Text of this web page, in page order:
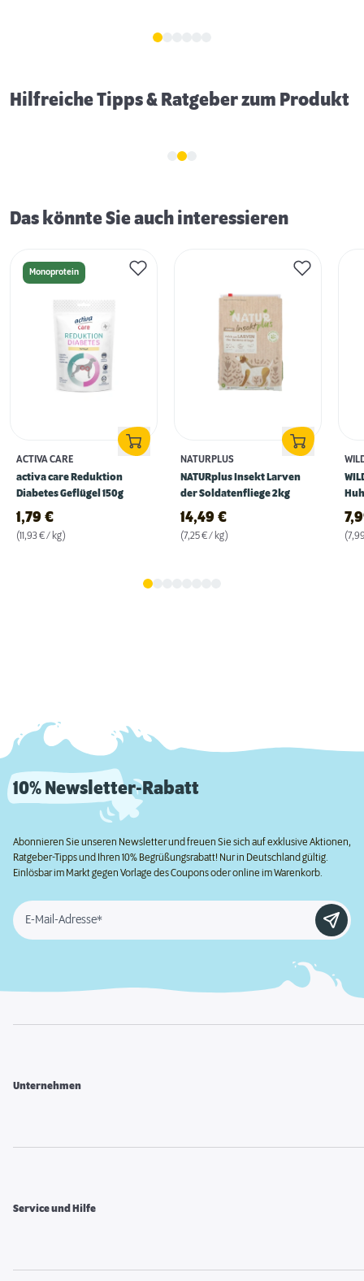
Hilfreiche Tipps & Ratgeber zum Produkt
Das könnte Sie auch interessieren
Monoprotein
ACTIVA CARE
activa care Reduktion
Diabetes Geflügel 150g
1,79 €
(11,93 € / kg)
NATURPLUS
NATURplus Insekt Larven
der Soldatenfliege 2kg
14,49 €
(7,25 € / kg)
10% Newsletter-Rabatt
Abonnieren Sie unseren Newsletter und freuen Sie sich auf exklusive Aktionen,
Ratgeber-Tipps und Ihren 10% Begrüßungsrabatt! Nur in Deutschland gültig.
Einlösbar im Markt gegen Vorlage des Coupons oder online im Warenkorb.
E-Mail-Adresse*
Unternehmen
Service und Hilfe